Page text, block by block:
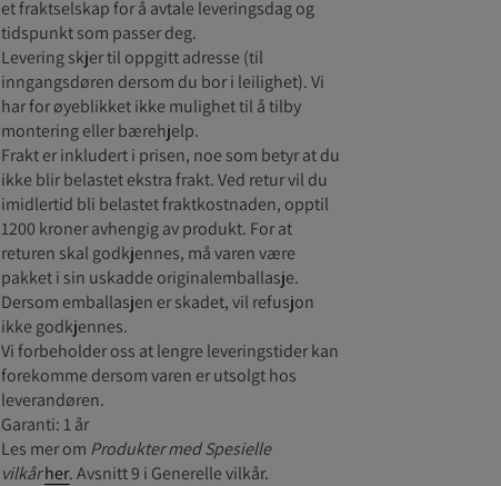
et fraktselskap for å avtale leveringsdag og
tidspunkt som passer deg.
Levering skjer til oppgitt adresse (til
inngangsdøren dersom du bor i leilighet). Vi
har for øyeblikket ikke mulighet til å tilby
montering eller bærehjelp.
Frakt er inkludert i prisen, noe som betyr at du
ikke blir belastet ekstra frakt. Ved retur vil du
imidlertid bli belastet fraktkostnaden, opptil
1200 kroner avhengig av produkt. For at
returen skal godkjennes, må varen være
pakket i sin uskadde originalemballasje.
Dersom emballasjen er skadet, vil refusjon
ikke godkjennes.
Vi forbeholder oss at lengre leveringstider kan
forekomme dersom varen er utsolgt hos
leverandøren.
Garanti: 1 år
Les mer om Produkter med Spesielle
vilkårher. Avsnitt 9 i Generelle vilkår.